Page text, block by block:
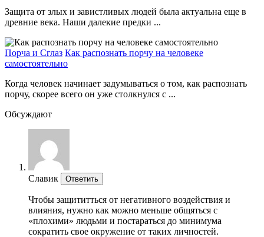
Защита от злых и завистливых людей была актуальна еще в
древние века. Наши далекие предки ...
Порча и Сглаз Как распознать порчу на человеке
самостоятельно
Когда человек начинает задумываться о том, как распознать
порчу, скорее всего он уже столкнулся с ...
Обсуждают
Славик Ответить
Чтобы защититться от негативного воздействия и
влияния, нужно как можно меньше общяться с
«плохими» людьми и постараться до минимума
сократить свое окружение от таких личностей.